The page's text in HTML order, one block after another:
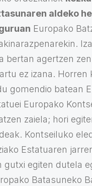
aldeko
Europako
bertan agertzen
ez izana. Horren
gomendio batean
Europako
zaiela; hori
Kontseiluko
Estatuaren
gutxi egiten dutela
Batasuneko